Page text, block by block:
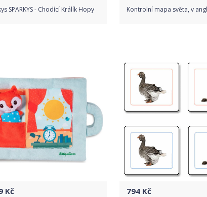
SPARKYS - Chodící Králík Hopy
Kontrolní mapa světa, v
Detail produktu
Kč 794 Kč